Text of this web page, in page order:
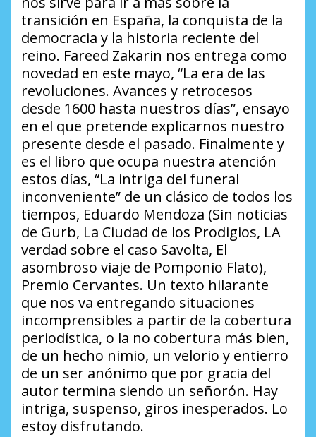
transición en España, la conquista de la
democracia y la historia reciente del
reino. Fareed Zakarin nos entrega como
novedad en este mayo, “La era de las
revoluciones. Avances y retrocesos
desde 1600 hasta nuestros días”, ensayo
en el que pretende explicarnos nuestro
presente desde el pasado. Finalmente y
es el libro que ocupa nuestra atención
estos días, “La intriga del funeral
inconveniente” de un clásico de todos los
tiempos, Eduardo Mendoza (Sin noticias
de Gurb, La Ciudad de los Prodigios, LA
verdad sobre el caso Savolta, El
asombroso viaje de Pomponio Flato),
Premio Cervantes. Un texto hilarante
que nos va entregando situaciones
incomprensibles a partir de la cobertura
periodística, o la no cobertura más bien,
de un hecho nimio, un velorio y entierro
de un ser anónimo que por gracia del
autor termina siendo un señorón. Hay
intriga, suspenso, giros inesperados. Lo
estoy disfrutando.